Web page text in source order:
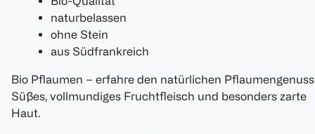
naturbelassen
ohne Stein
aus Südfrankreich
Bio Pflaumen – erfahre den natürlichen
Süßes, vollmundiges Fruchtfleisch und besonders zarte
Haut.